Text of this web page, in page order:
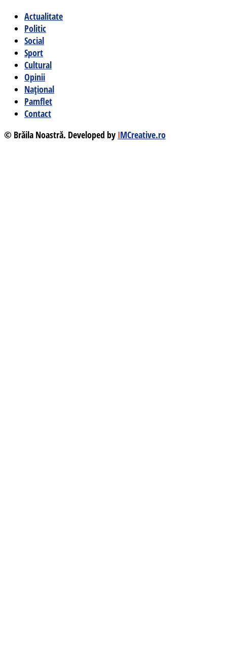
Actualitate
Politic
Social
Sport
Cultural
Opinii
Național
Pamflet
Contact
© Brăila Noastră. Developed by IMCreative.ro